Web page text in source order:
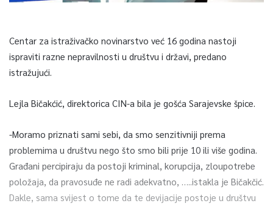
Centar za istraživačko novinarstvo već 16 godina nastoji
ispraviti razne nepravilnosti u društvu i državi, predano
istražujući.
Lejla Bičakćić, direktorica CIN-a bila je gošća Sarajevske špice.
-Moramo priznati sami sebi, da smo senzitivniji prema
problemima u društvu nego što smo bili prije 10 ili više godina.
Građani percipiraju da postoji kriminal, korupcija, zloupotrebe
položaja, da pravosuđe ne radi adekvatno, …..istakla je Bičakčić.
Dakle, sama svijest o tome da te devijacije postoje u društvu